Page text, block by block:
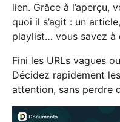
lien. Grâce à l’aperçu,
quoi il s’agit : un
playlist… vous savez à
Fini les URLs vagues
Décidez rapidement
attention, sans perdre